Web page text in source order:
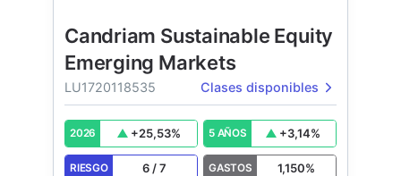
Candriam Sustainable Equity
Emerging Markets
LU1720118535 Clases disponibles
2026 +25,53% 5 AÑOS +3,14%
RIESGO 6 /7 GASTOS 1,150%